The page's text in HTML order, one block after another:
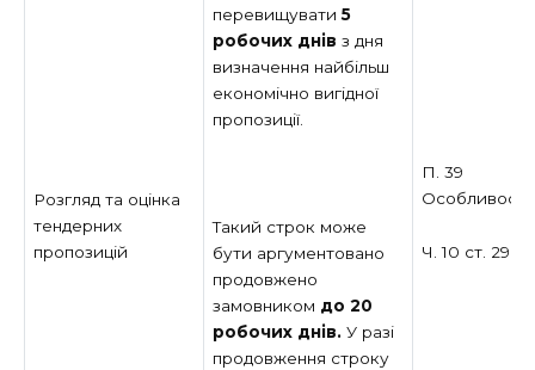
Розгляд та оцінка
тендерних
пропозицій
перевищувати5
робочих днів з дня
визначення найбільш
економічно вигідної
пропозиції.
Такий строк може
бути аргументовано
продовжено
замовником до 20
робочих днів.У разі
продовження строку
П. 39
Ч. 10 ст. 29